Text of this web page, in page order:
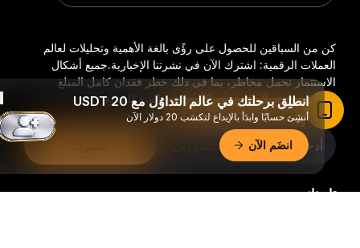
كن من السباقين للحصول على رؤًى بالغة الأهمية وتحليلات لعالم
العملات الرقمية: اشترك الآن في نشرتنا الإخبارية.جميع أشكال
الاستثمار تحمل مخاطر، بما في ذلك خطر فقدان كامل المبلغ
المستثمر. وقد لا تكون هذه الأنشطة مناسبة للجميع.
تابعنا:
انطلِق برحلتك في عالم التداوُل مع 20 USDT
أنشِئ حسابًا وابدَأ بالإيداع لتكسَب 20 دولار الآن
انضَم الآن
اقرأ المقال في تطبيق Bybit